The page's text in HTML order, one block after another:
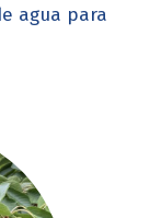
agua para